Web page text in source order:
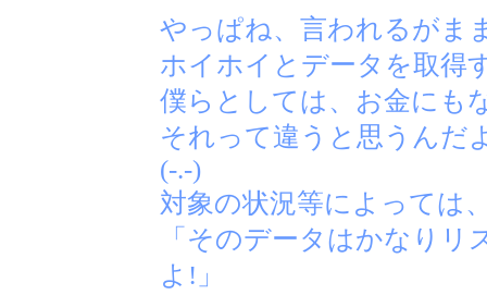
やっぱね、言われるがま
ホイホイとデータを取得
僕らとしては、お金にも
それって違うと思うんだ
(-.-)
対象の状況等によっては
「そのデータはかなり
よ!」